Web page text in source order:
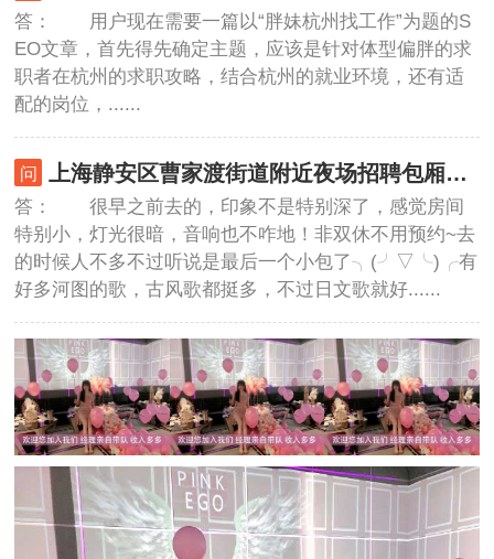
答： 用户现在需要一篇以“胖妹杭州找工作”为题的S
EO文章，首先得先确定主题，应该是针对体型偏胖的求
职者在杭州的求职攻略，结合杭州的就业环境，还有适
配的岗位，......
上海静安区曹家渡街道附近夜场招聘包厢气氛租,招聘微信多少
答： 很早之前去的，印象不是特别深了，感觉房间
特别小，灯光很暗，音响也不咋地！非双休不用预约~去
的时候人不多不过听说是最后一个小包了╮(╯▽╰)╭有
好多河图的歌，古风歌都挺多，不过日文歌就好......